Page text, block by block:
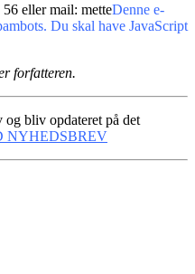
eller mail: metteDenne e-
Du skal have JavaScript
forfatteren.
bliv opdateret på det
NYHEDSBREV